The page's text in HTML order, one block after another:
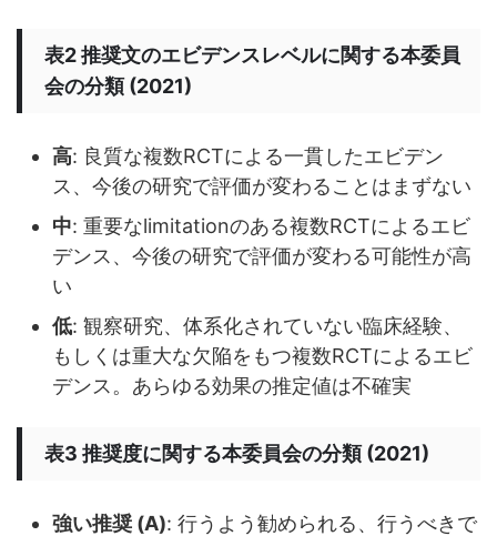
表2 推奨文のエビデンスレベルに関する本委員
会の分類 (2021)
高: 良質な複数RCTによる一貫したエビデン
ス、今後の研究で評価が変わることはまずない
中: 重要なlimitationのある複数RCTによるエビ
デンス、今後の研究で評価が変わる可能性が高
い
低: 観察研究、体系化されていない臨床経験、
もしくは重大な欠陥をもつ複数RCTによるエビ
デンス。あらゆる効果の推定値は不確実
表3 推奨度に関する本委員会の分類 (2021)
強い推奨 (A): 行うよう勧められる、行うべきで